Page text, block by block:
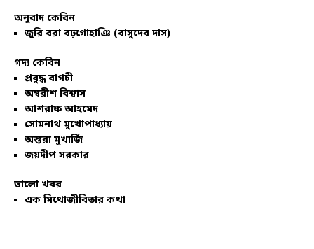
অনুবাদ কেবিন
জুরি বরা বঢ়গোহাঞি (বাসুদেব দাস)
গদ্য কেবিন
প্রবুদ্ধ বাগচী
অম্বরীশ বিশ্বাস
আশরাফ আহমেদ
সোমনাথ মুখোপাধ্যায়
অন্তরা মুখার্জি
জয়দীপ সরকার
ভালো খবর
এক মিথোজীবিতার কথা